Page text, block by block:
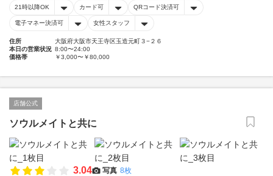
21時以降OK カード可 QRコード決済可
電子マネー決済可 女性スタッフ
住所
大阪府大阪市天王寺区玉造元町３−２６
本日の営業状況 8:00〜24:00
価格帯
￥3,000〜￥80,000
店舗公式
ソウルメイトと共に
3.04 写真 8枚